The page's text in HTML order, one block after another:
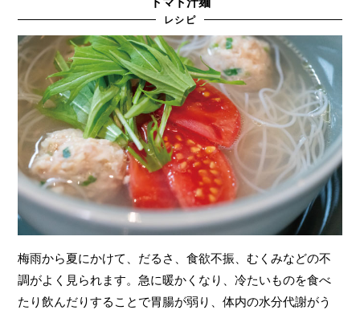
レシピ
梅雨から夏にかけて、だるさ、食欲不振、むくみなどの不
調がよく見られます。急に暖かくなり、冷たいものを食べ
たり飲んだりすることで胃腸が弱り、体内の水分代謝がう